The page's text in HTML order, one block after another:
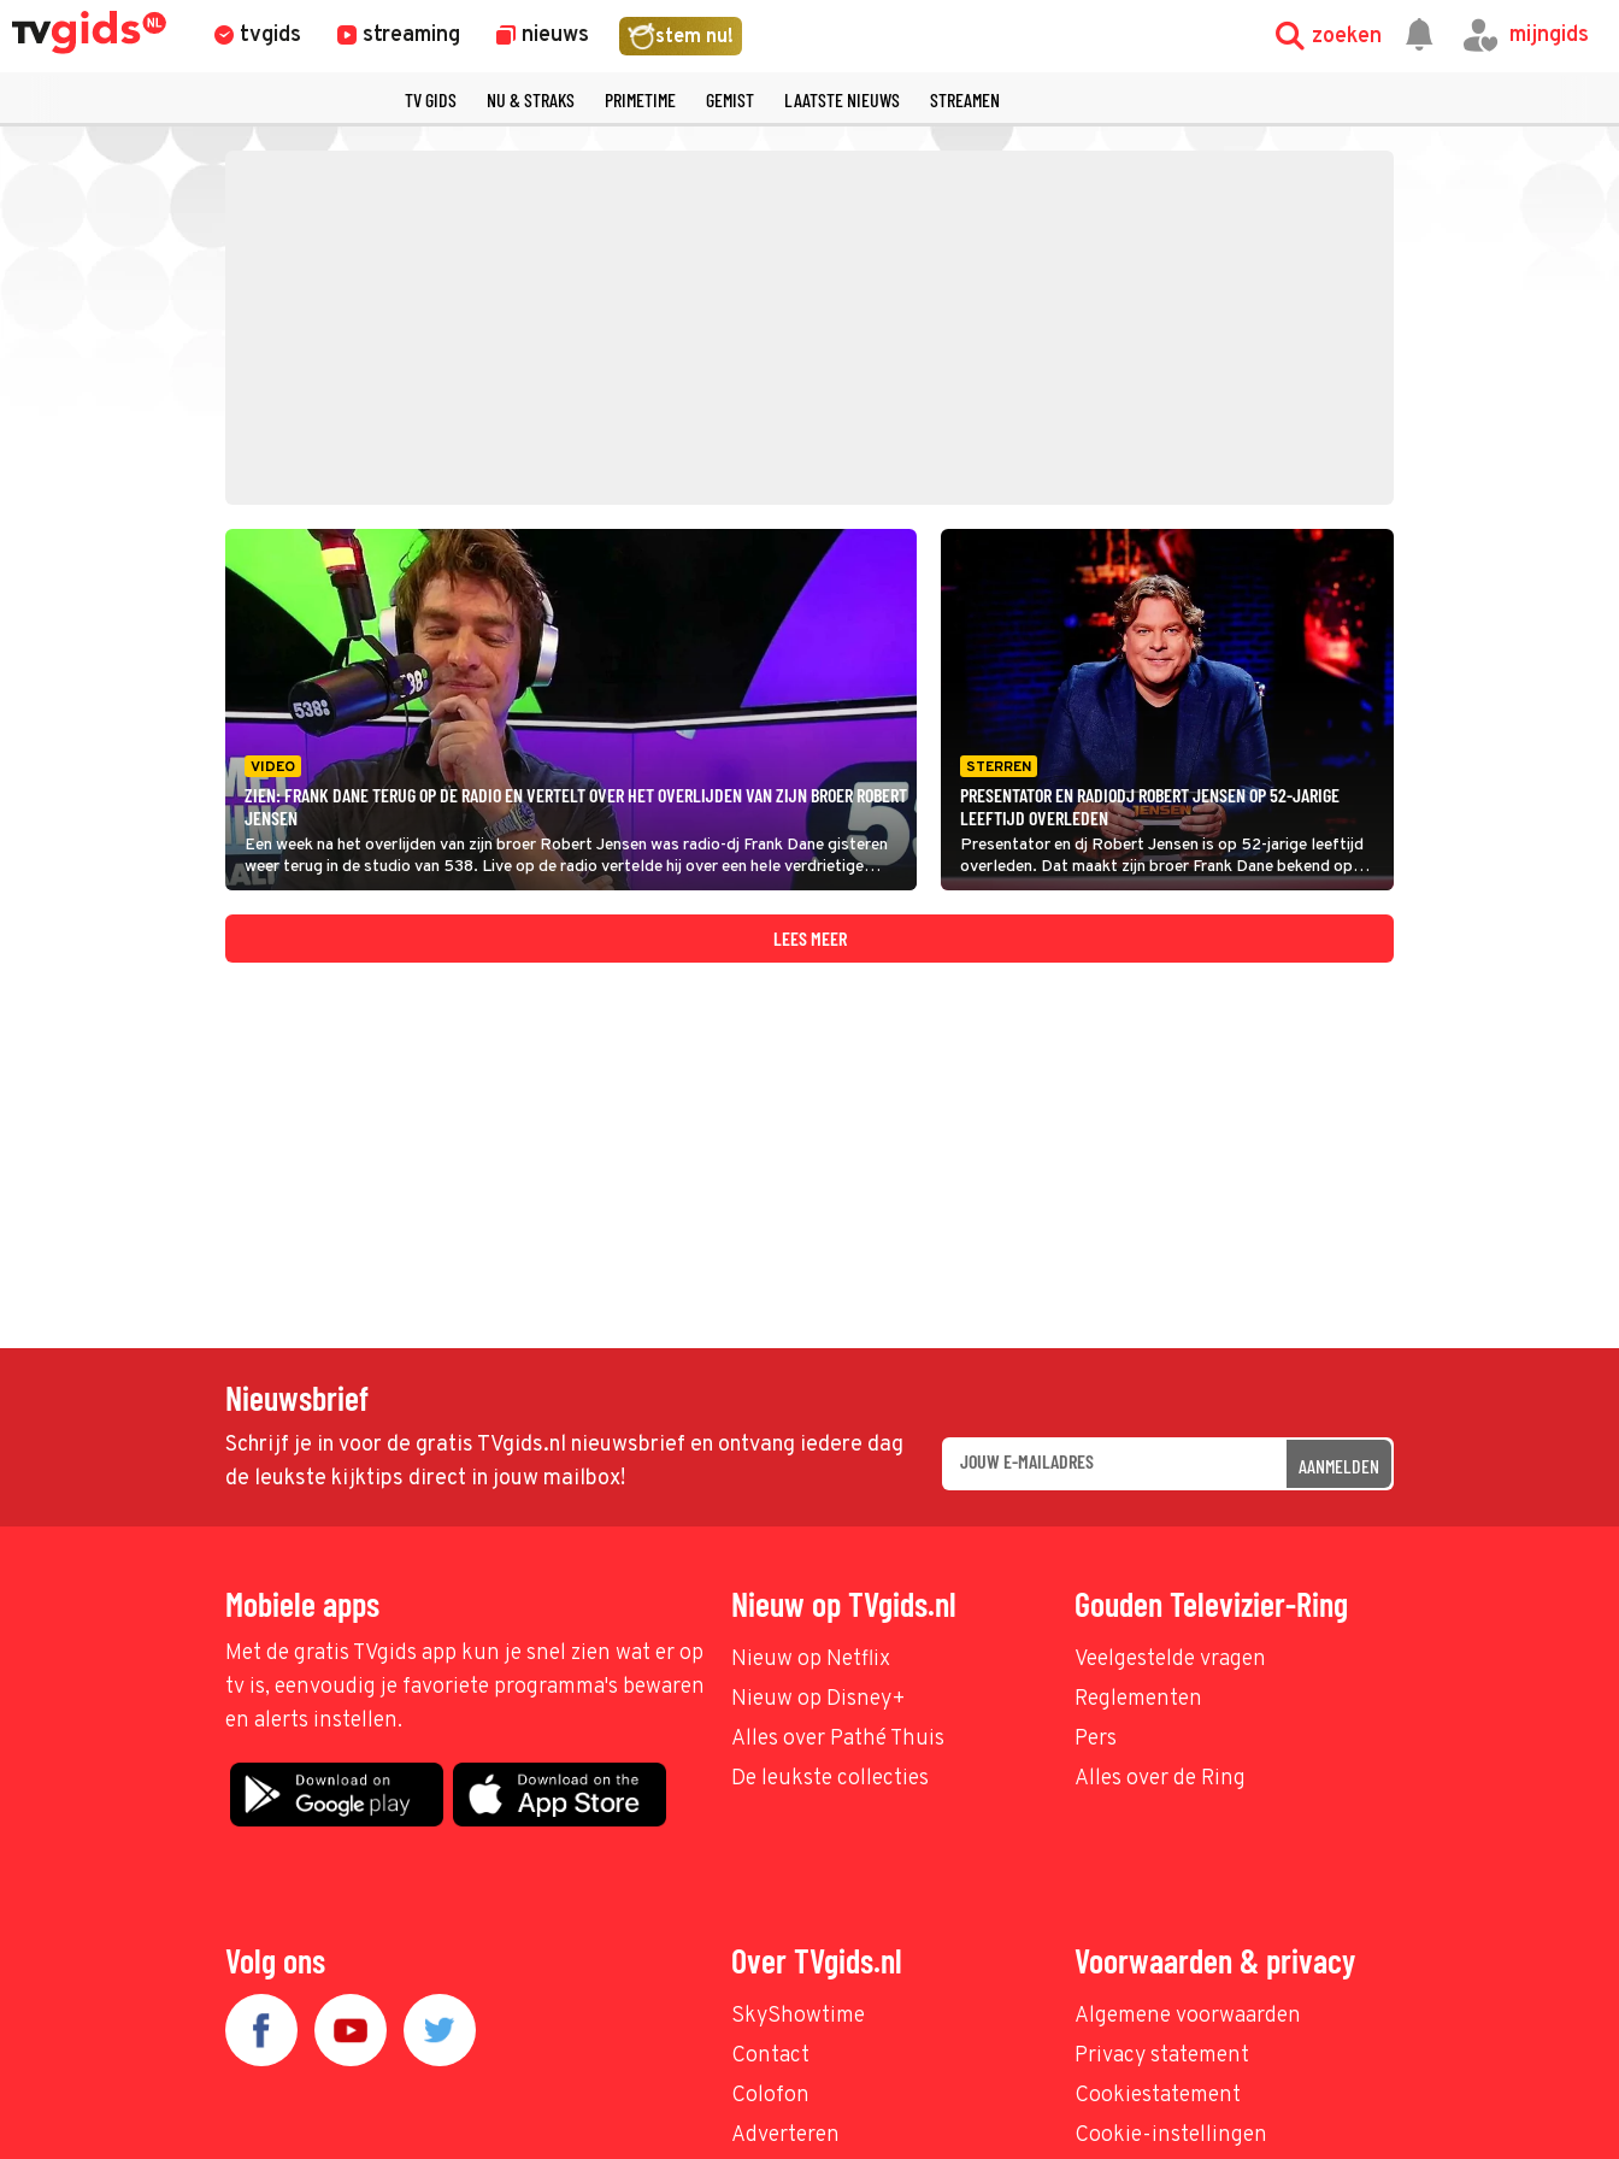
tvgids streaming nieuws stem nu! zoeken mijngids
TV GIDS NU & STRAKS PRIMETIME GEMIST LAATSTE NIEUWS STREAMEN
VIDEO
ZIEN: FRANK DANE TERUG OP DE RADIO EN VERTELT OVER HET OVERLIJDEN VAN ZIJN BROER ROBERT
JENSEN
Een week na het overlijden van zijn broer Robert Jensen was radio-dj Frank Dane gisteren
weer terug in de studio van 538. Live op de radio vertelde hij over een hele verdrietige
week.
STERREN
PRESENTATOR EN RADIODJ ROBERT JENSEN OP 52-JARIGE
LEEFTIJD OVERLEDEN
Presentator en dj Robert Jensen is op 52-jarige leeftijd
overleden. Dat maakt zijn broer Frank Dane bekend op
Instagram.
LEES MEER
Nieuwsbrief
Schrijf je in voor de gratis TVgids.nl nieuwsbrief en ontvang iedere dag
de leukste kijktips direct in jouw mailbox!
AANMELDEN
Mobiele apps
Met de gratis TVgids app kun je snel zien wat er op
tv is, eenvoudig je favoriete programma's bewaren
en alerts instellen.
Nieuw op TVgids.nl
Nieuw op Netflix
Nieuw op Disney+
Alles over Pathé Thuis
De leukste collecties
Gouden Televizier-Ring
Veelgestelde vragen
Reglementen
Pers
Alles over de Ring
Volg ons Over TVgids.nl
SkyShowtime
Contact
Colofon
Adverteren
Voorwaarden & privacy
Algemene voorwaarden
Privacy statement
Cookiestatement
Cookie-instellingen